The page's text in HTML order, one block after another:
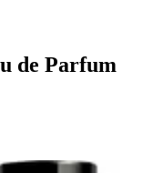
de Parfum